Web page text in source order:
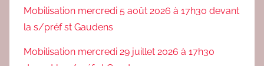
Mobilisation mercredi 5 août 2026 à 17h30 devant
la s/préf st Gaudens
Mobilisation mercredi 29 juillet 2026 à 17h30